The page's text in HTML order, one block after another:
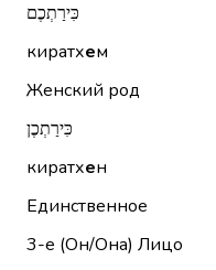
כִּירַתְכֶם
киратхем
Женский род
כִּירַתְכֶן
киратхен
Единственное
3-е (Он/Она) Лицо